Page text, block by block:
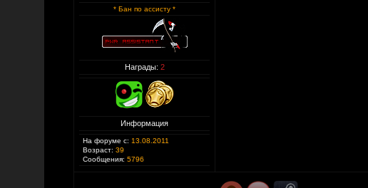
* Бан по ассисту *
Награды: 2
Информация
На форуме с: 13.08.2011
Возраст: 39
Сообщения: 5796